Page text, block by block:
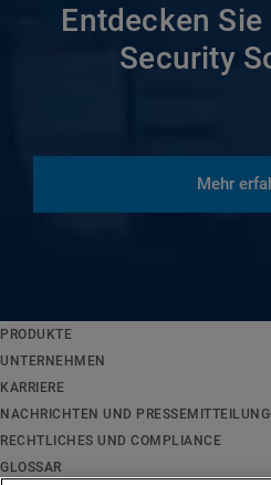
Entdecken
Security
Mehr
PRODUKTE
Cloud Computing
Sicherheit
Inhaltsbereitstellung
Alle Produkte und Testversionen
Global Services
UNTERNEHMEN
Über uns
Geschichte
Unternehmensführung
Auszeichnungen
KARRIERE
Karriere
Arbeiten bei Akamai
Studenten und Absolventen
NACHRICHTEN UND
Nachrichten und
Pressemitteilungen
RECHTLICHES UND COMPLIANCE
Rechtliches
GLOSSAR
English
Deutsch
Español
Français
Italiano
Português
中文